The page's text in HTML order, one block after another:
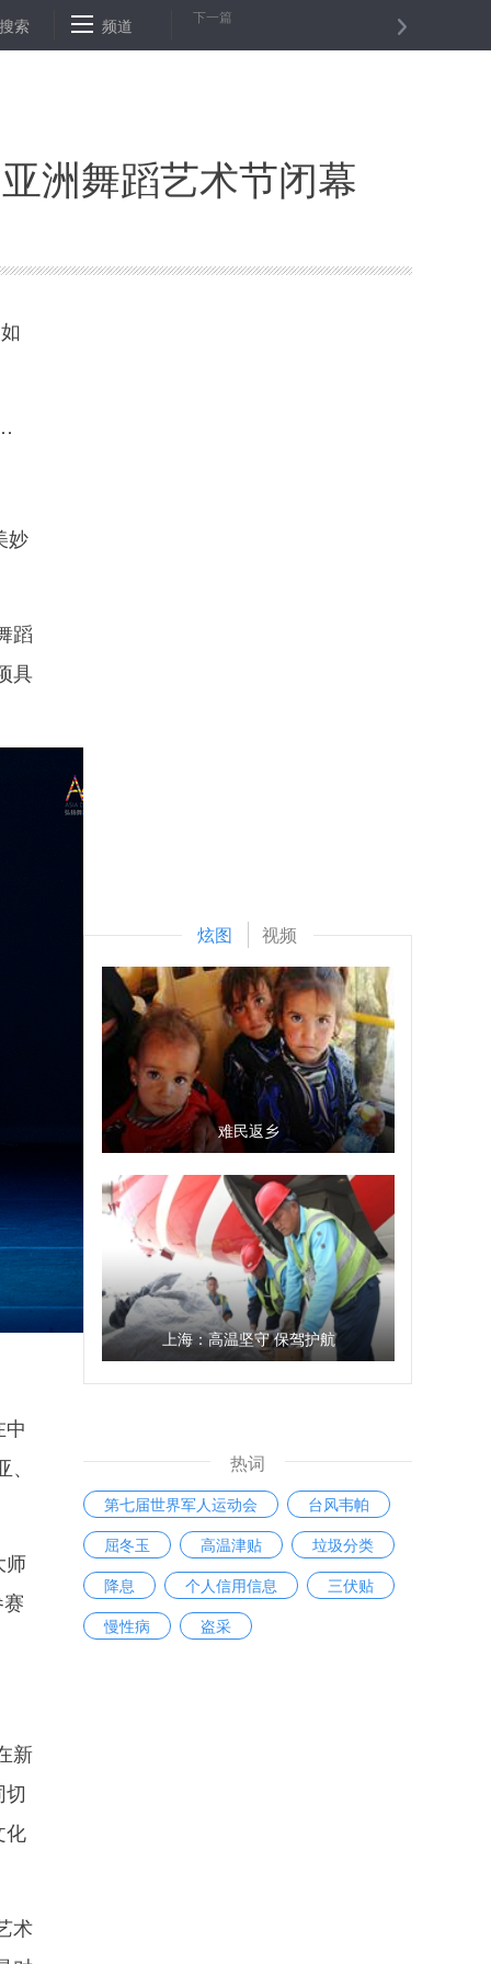
北京市政交通一卡通 法官提醒：遭遇校外培训机构虚假宣传 受害
搜索 频道 下一篇
洲舞蹈艺术节闭幕
妙
蹈
具
师
新
化
术
炫图 视频
难民返乡
上海：高温坚守 保驾护航
热词
第七届世界军人运动会
台风韦帕
屈冬玉
高温津贴
垃圾分类
降息
个人信用信息
三伏贴
慢性病
盗采